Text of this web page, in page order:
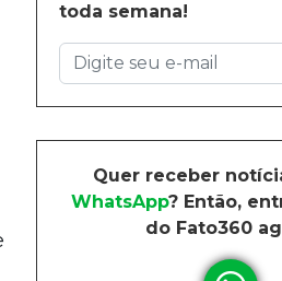
toda semana!
Quer receber
WhatsApp? Então,
do Fato360